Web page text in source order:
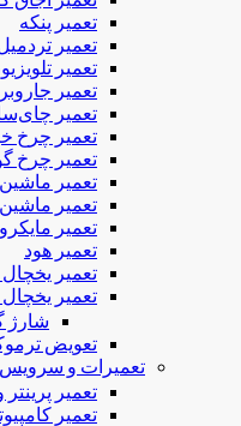
تعمیر پنکه
تعمیر
تعمیر
تعمیر
تعمیر
تعمیر چرخ
تعمیر چرخ
تعمیر
تعمیر
تعمیر
تعمیر هود
تعمیر
تعمیر یخچال
شارژ
تعویض
تعمیرات و سرویس
تعمیر
تعمیر